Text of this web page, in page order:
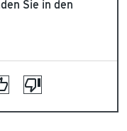
Sie in den